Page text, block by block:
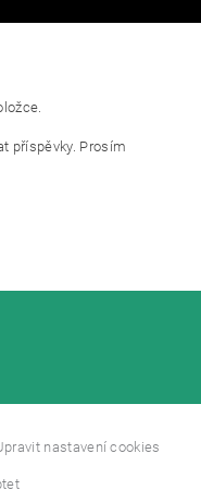
příspěvky. Prosím
nastavení cookies